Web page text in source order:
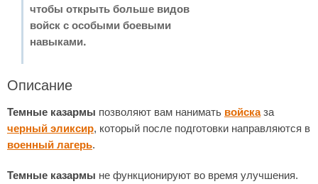
чтобы открыть больше видов
войск с особыми боевыми
навыками.
Описание
Темные казармы позволяют вам нанимать войсказа
черный эликсир, который после подготовки направляются в
военный лагерь.
Темные казармы не функционируют во время улучшения.